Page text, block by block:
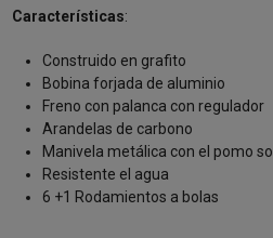
Características:
Construido en grafito
Bobina forjada de aluminio
Freno con palanca con regulador
Arandelas de carbono
Manivela metálica con el pomo
Resistente el agua
6 +1 Rodamientos a bolas